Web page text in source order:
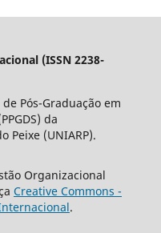
(ISSN 2238-
Pós-Graduação em
da
Peixe (UNIARP).
Organizacional
Creative Commons -
.